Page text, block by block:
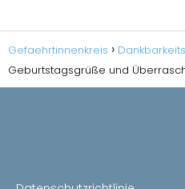
Gefaehrtinnenkreis
Geburtstagsgrüße und